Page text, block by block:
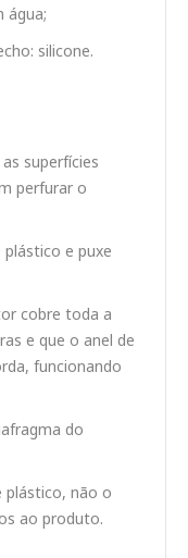
água;
silicone.
superfícies
perfurar o
e puxe
cobre toda a
e que o anel de
funcionando
do
plástico, não o
ao produto.